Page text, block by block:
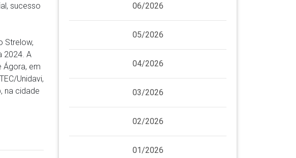
sucesso
Strelow,
2024. A
Ágora, em
Unidavi,
na cidade
06/2026
05/2026
04/2026
03/2026
02/2026
01/2026